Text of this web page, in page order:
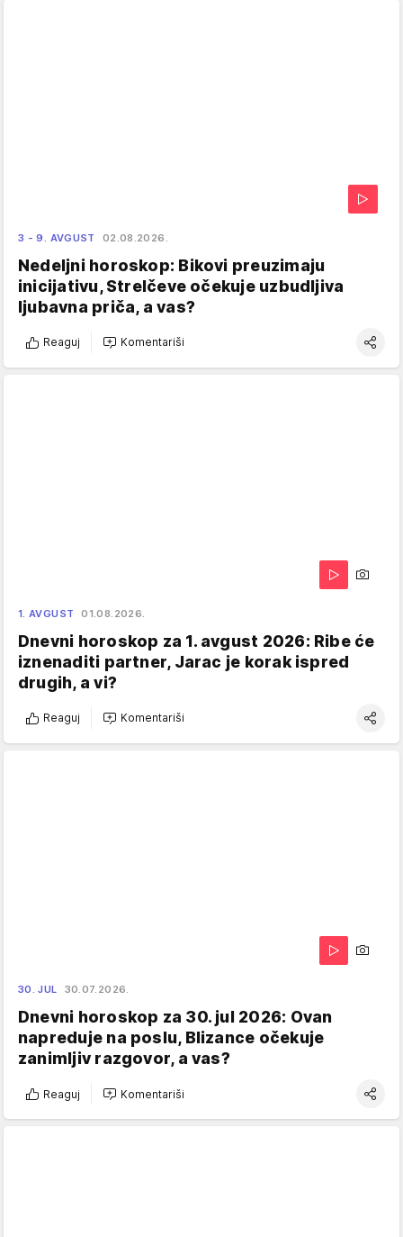
3 - 9. AVGUST 02.08.2026.
Nedeljni horoskop: Bikovi preuzimaju
inicijativu, Strelčeve očekuje uzbudljiva
ljubavna priča, a vas?
Reaguj Komentariši
1. AVGUST 01.08.2026.
Dnevni horoskop za 1. avgust 2026: Ribe će
iznenaditi partner, Jarac je korak ispred
drugih, a vi?
Reaguj Komentariši
30. JUL 30.07.2026.
Dnevni horoskop za 30. jul 2026: Ovan
napreduje na poslu, Blizance očekuje
zanimljiv razgovor, a vas?
Reaguj Komentariši